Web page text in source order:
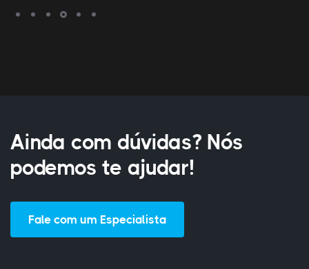
Ainda com dúvidas? Nós
podemos te ajudar!
Fale com um Especialista